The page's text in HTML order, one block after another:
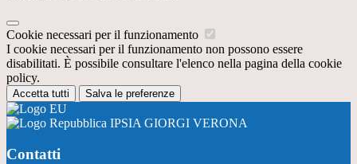
Cookie necessari per il funzionamento
I cookie necessari per il funzionamento non possono essere
disabilitati. È possibile consultare l'elenco nella pagina della cookie
policy.
Accetta tutti Salva le preferenze
IPSIA GIORGI VERONA
Contatti